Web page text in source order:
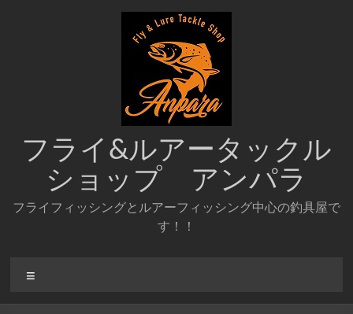
フライ&ルアータックル
ショップ アンパラ
フライフィッシングとルアーフィッシング中心の釣具屋で
す！！